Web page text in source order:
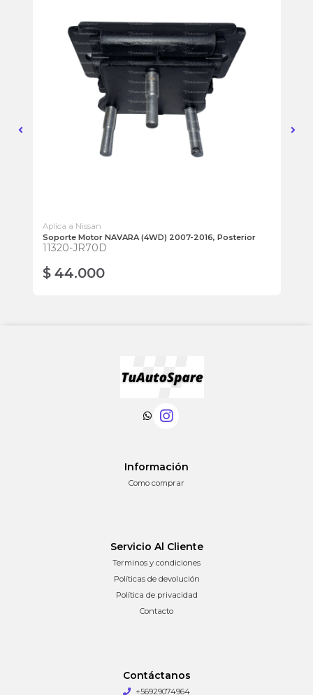
Aplica a Nissan
Soporte Motor NAVARA (4WD) 2007-2016, Posterior
11320-JR70D
$ 44.000
Información
Como comprar
Servicio Al Cliente
Terminos y condiciones
Políticas de devolución
Política de privacidad
Contacto
Contáctanos
+56929074964